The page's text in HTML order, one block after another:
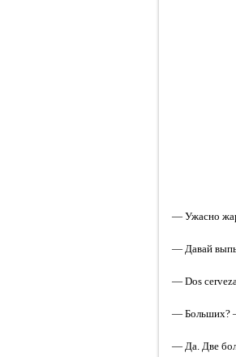
— Ужасно
— Давай
— Dos
— Больших?
— Да. Две